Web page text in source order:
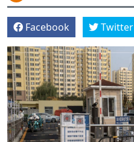
Facebook Twitter